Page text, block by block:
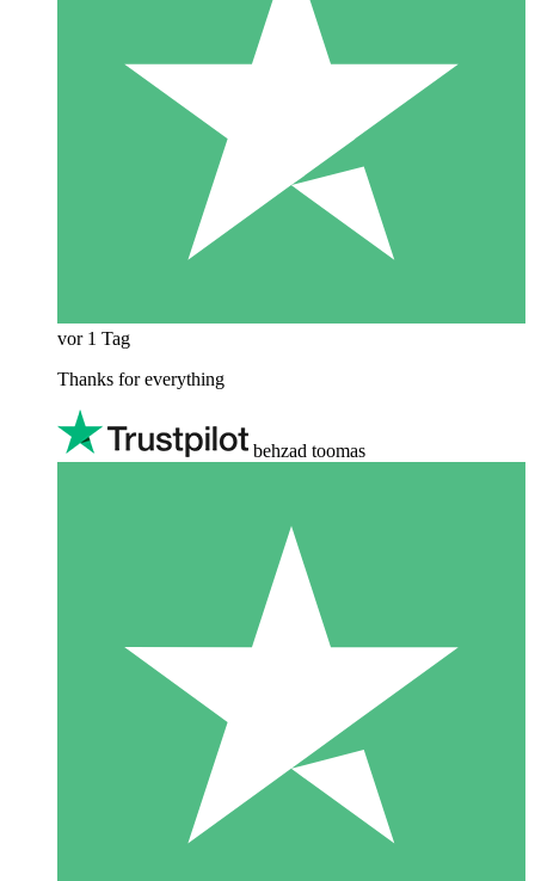
vor 1 Tag
Thanks for everything
behzad toomas